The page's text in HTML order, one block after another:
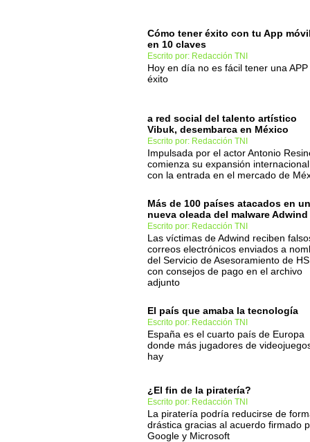
Cómo tener éxito con tu App
en 10 claves
Escrito por: Redacción TNI
Hoy en día no es fácil tener una
éxito
a red social del talento artístico
Vibuk, desembarca en México
Escrito por: Redacción TNI
Impulsada por el actor Antonio
comienza su expansión internacional
con la entrada en el mercado de
Más de 100 países atacados en
nueva oleada del malware Adwind
Escrito por: Redacción TNI
Las víctimas de Adwind reciben
correos electrónicos enviados a
del Servicio de Asesoramiento de
con consejos de pago en el archivo
adjunto
El país que amaba la tecnología
Escrito por: Redacción TNI
España es el cuarto país de Europa
donde más jugadores de
hay
¿El fin de la piratería?
Escrito por: Redacción TNI
La piratería podría reducirse de
drástica gracias al acuerdo firmado
Google y Microsoft